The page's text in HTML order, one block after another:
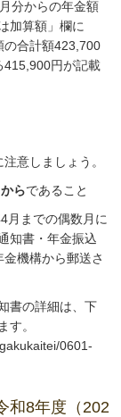
分からの年金額
加算額」欄に
の合計額423,700
415,900円が記載
意しましょう。
らであること
4月までの偶数月に
知書・年金振込
金機構から郵送さ
書の詳細は、下
す。
0601-
和8年度（202